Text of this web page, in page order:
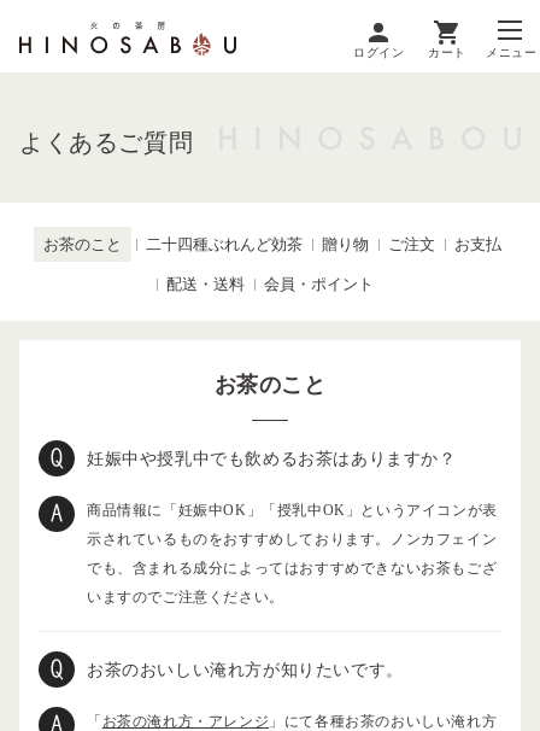
ログイン カート メニュー
よくあるご質問
お茶のこと 二十四種ぶれんど効茶 贈り物 ご注文 お支払
配送・送料 会員・ポイント
お茶のこと
妊娠中や授乳中でも飲めるお茶はありますか？
商品情報に「妊娠中OK」「授乳中OK」というアイコンが表
示されているものをおすすめしております。ノンカフェイン
でも、含まれる成分によってはおすすめできないお茶もござ
いますのでご注意ください。
お茶のおいしい淹れ方が知りたいです。
「 お茶の淹れ方・アレンジ 」にて各種お茶のおいしい淹れ方